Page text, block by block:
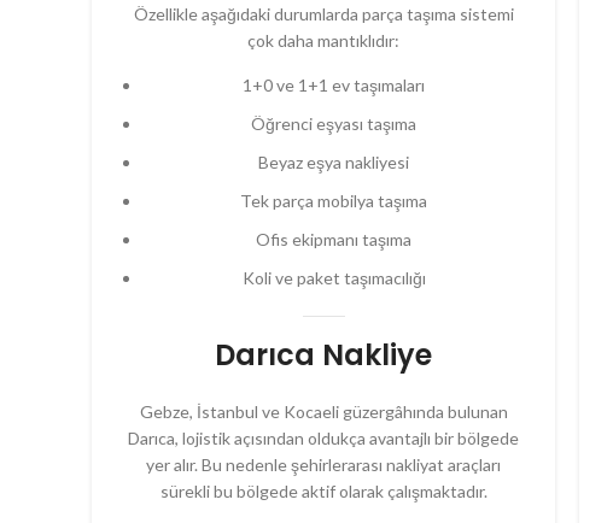
Özellikle aşağıdaki durumlarda parça taşıma sistemi
çok daha mantıklıdır:
1+0 ve 1+1 ev taşımaları
Öğrenci eşyası taşıma
Beyaz eşya nakliyesi
Tek parça mobilya taşıma
Ofis ekipmanı taşıma
Koli ve paket taşımacılığı
Darıca Nakliye
Gebze, İstanbul ve Kocaeli güzergâhında bulunan
Darıca, lojistik açısından oldukça avantajlı bir bölgede
yer alır. Bu nedenle şehirlerarası nakliyat araçları
sürekli bu bölgede aktif olarak çalışmaktadır.